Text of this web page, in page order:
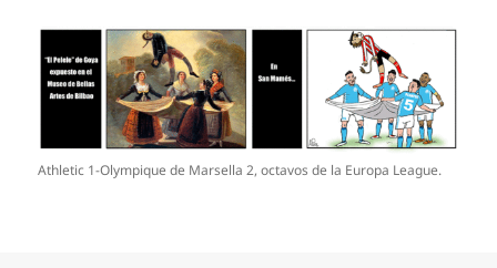
Athletic 1-Olympique de Marsella 2, octavos de la Europa League.